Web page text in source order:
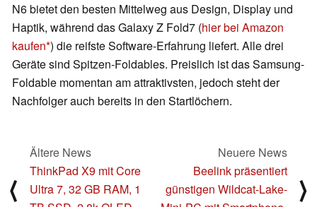
N6 bietet den besten Mittelweg aus Design, Display und
Haptik, während das Galaxy Z Fold7 (hier bei Amazon
kaufen ) die reifste Software-Erfahrung liefert. Alle drei
Geräte sind Spitzen-Foldables. Preislich ist das Samsung-
Foldable momentan am attraktivsten, jedoch steht der
Nachfolger auch bereits in den Startlöchern.
⟨
Ältere News
ThinkPad X9 mit Core
Ultra 7, 32 GB RAM, 1
Neuere News
Beelink präsentiert
günstigen Wildcat-Lake-
⟩